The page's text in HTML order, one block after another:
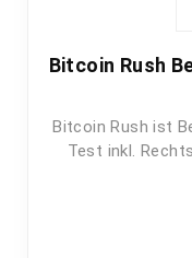
Bitcoin Rush
Bitcoin Rush ist
Test inkl.